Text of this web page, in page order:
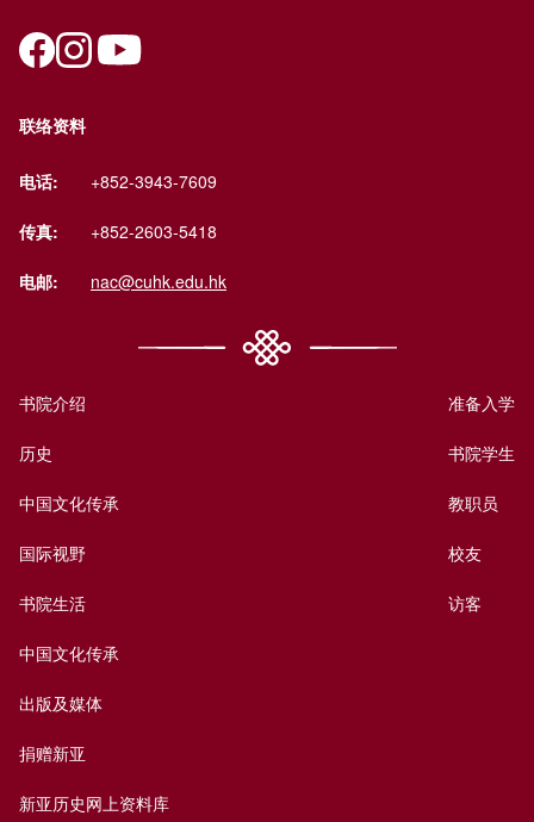
联络资料
电话: +852-3943-7609
传真: +852-2603-5418
电邮: nac@cuhk.edu.hk
书院介绍
历史
中国文化传承
国际视野
书院生活
中国文化传承
出版及媒体
捐赠新亚
新亚历史网上资料库
准备入学
书院学生
教职员
校友
访客